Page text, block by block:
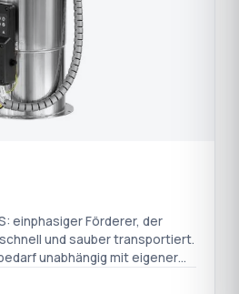
einphasiger Förderer, der
und sauber transportiert.
unabhängig mit eigener
Motor, leise.